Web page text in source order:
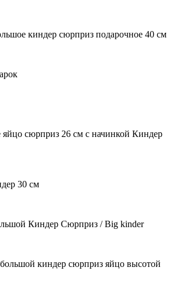
киндер сюрприз подарочное 40 см
сюрприз 26 см с начинкой Киндер
30 см
Киндер Сюрприз / Big kinder
киндер сюрприз яйцо высотой